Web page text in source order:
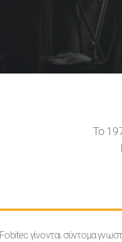
Το
γίνονται σύντομα